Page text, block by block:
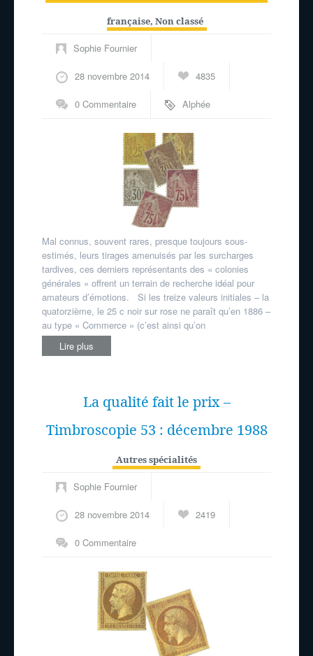
française, Non classé
Sophie Fournier
28 novembre 2014 4835
0 Commentaire
Alphée
Mal connus, souvent rares, presque toujours sous-
estimés, leurs tirages amenuisés par les surcharges
tardives, ces derniers représentants des « colonies
générales » offrent un terrain de recherche idéal pour
amateurs d’émotions. Si les treize valeurs initiales – la
quatorzième, le 25 c noir sur rose ne paraît qu’en 1886 –
au type « Commerce » (c’est ainsi qu’on
Lire plus
La qualité fait le prix –
Timbroscopie 53 : décembre 1988
Autres spécialités
Sophie Fournier
28 novembre 2014 2419
0 Commentaire